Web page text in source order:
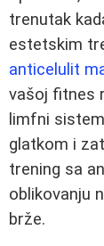
trenutak
estetskim
anticelulit
vašoj fitnes
limfni
glatkom i
trening sa
oblikovanju
brže.